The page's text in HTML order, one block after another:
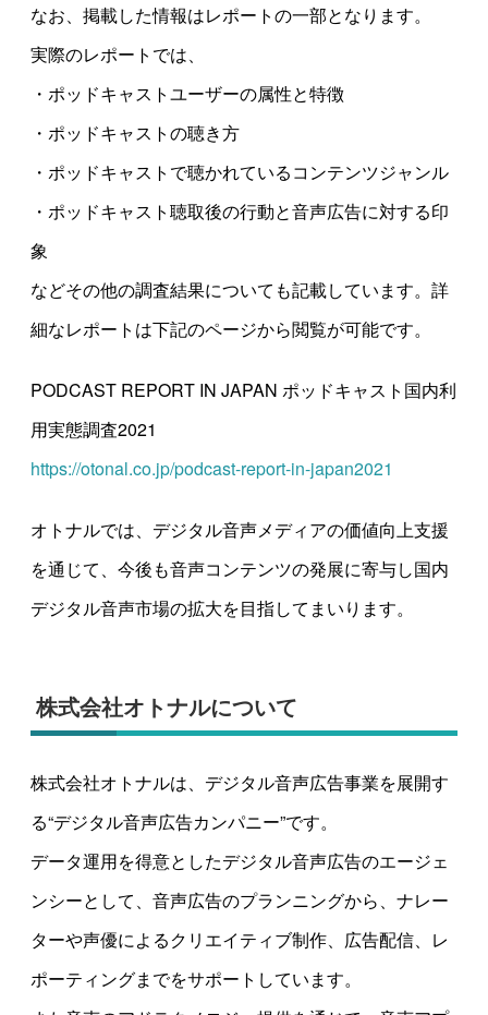
なお、掲載した情報はレポートの一部となります。
実際のレポートでは、
・ポッドキャストユーザーの属性と特徴
・ポッドキャストの聴き方
・ポッドキャストで聴かれているコンテンツジャンル
・ポッドキャスト聴取後の行動と音声広告に対する印
象
などその他の調査結果についても記載しています。詳
細なレポートは下記のページから閲覧が可能です。
PODCAST REPORT IN JAPAN ポッドキャスト国内利
用実態調査2021
https://otonal.co.jp/podcast-report-in-japan2021
オトナルでは、デジタル音声メディアの価値向上支援
を通じて、今後も音声コンテンツの発展に寄与し国内
デジタル音声市場の拡大を目指してまいります。
株式会社オトナルについて
株式会社オトナルは、デジタル音声広告事業を展開す
る“デジタル音声広告カンパニー”です。
データ運用を得意としたデジタル音声広告のエージェ
ンシーとして、音声広告のプランニングから、ナレー
ターや声優によるクリエイティブ制作、広告配信、レ
ポーティングまでをサポートしています。